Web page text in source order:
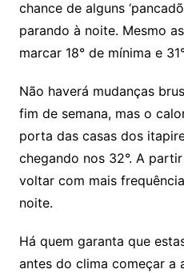
chance de alguns
parando à noite. Mesmo
marcar 18° de mínima e
Não haverá mudanças
fim de semana, mas o
porta das casas dos
chegando nos 32°. A
voltar com mais
noite.
Há quem garanta que
antes do clima começar a